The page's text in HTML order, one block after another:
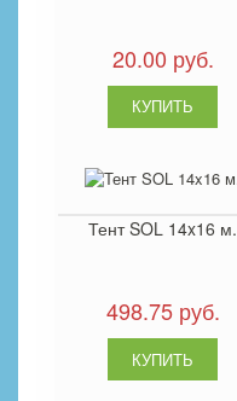
20.00 руб.
Тент SOL 14x16 м.
498.75 руб.